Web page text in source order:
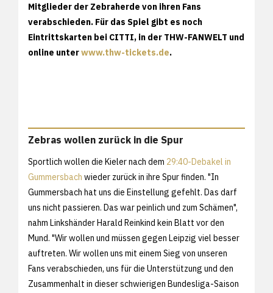
Mitglieder der Zebraherde von ihren Fans
verabschieden. Für das Spiel gibt es noch
Eintrittskarten bei CITTI, in der THW-FANWELT und
online unterwww.thw-tickets.de.
Zebras wollen zurück in die Spur
Sportlich wollen die Kieler nach dem 29:40-Debakel in
Gummersbach wieder zurück in ihre Spur finden. "In
Gummersbach hat uns die Einstellung gefehlt. Das darf
uns nicht passieren. Das war peinlich und zum Schämen",
nahm Linkshänder Harald Reinkind kein Blatt vor den
Mund. "Wir wollen und müssen gegen Leipzig viel besser
auftreten. Wir wollen uns mit einem Sieg von unseren
Fans verabschieden, uns für die Unterstützung und den
Zusammenhalt in dieser schwierigen Bundesliga-Saison